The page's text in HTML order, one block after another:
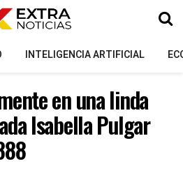
INTELIGENCIA ARTIFICIAL
en una linda
Isabella Pulgar